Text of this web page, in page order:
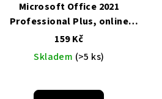
d
Microsoft Office 2021
Professional Plus, online
aktivace LTSC, Multilingual
Levně, Doprava zdarma
159 Kč
Skladem (>5 ks)